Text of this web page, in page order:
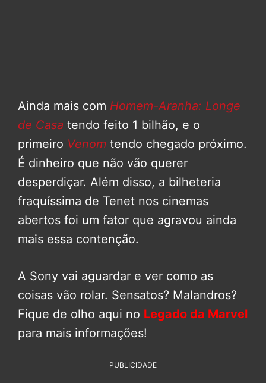
Ainda mais com Homem-Aranha: Longe
de Casa tendo feito 1 bilhão, e o
primeiro Venom tendo chegado próximo.
É dinheiro que não vão querer
desperdiçar. Além disso, a bilheteria
fraquíssima de Tenet nos cinemas
abertos foi um fator que agravou ainda
mais essa contenção.
A Sony vai aguardar e ver como as
coisas vão rolar. Sensatos? Malandros?
Fique de olho aqui no Legado da Marvel
para mais informações!
PUBLICIDADE